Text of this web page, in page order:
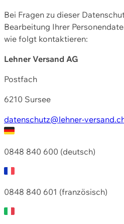
Bei Fragen zu dieser
Bearbeitung Ihrer
wie folgt kontaktieren:
Lehner Versand AG
Postfach
6210 Sursee
datenschutz@lehner-
0848 840 600 (deutsch)
0848 840 601 (französisch)